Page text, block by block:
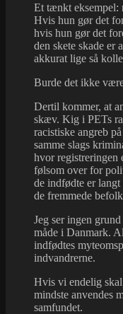
Et tænkt eksempel:
Hvis hun gør det
hvis hun gør det
den skete skade er
akkurat lige så
Burde det ikke
Dertil kommer, at
skæv. Kig i PETs
racistiske angreb
samme slags
hvor registreringen
følsom over for
de indfødte er
de fremmede
Jeg ser ingen
måde i Danmark.
indfødtes
indvandrerne.
Hvis vi endelig
mindste anvendes
samfundet.